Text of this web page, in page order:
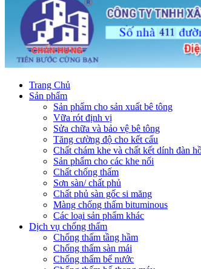
Trang Chủ
Sản phẩm
Sản phẩm cho sản xuất bê tông
Vữa rót định vị
Sửa chữa và bảo vệ bê tông
Tăng cường độ cho kết cấu
Chất chám khe và chất kết dính đàn
Sản phẩm cho các khe nối
Chất chống thấm
Sơn sàn/ chất phủ
Chất phủ sàn gốc si măng
Màng chống thấm bituminous
Các loại sản phẩm khác
Dịch vụ chống thấm
Chống thấm tầng hầm
Chống thấm sàn mái
Chống thấm bể nước